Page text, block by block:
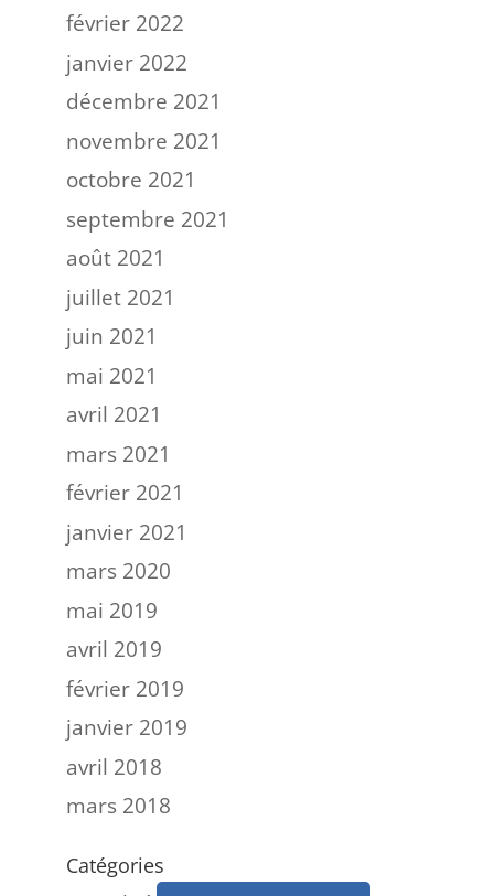
février 2022
janvier 2022
décembre 2021
novembre 2021
octobre 2021
septembre 2021
août 2021
juillet 2021
juin 2021
mai 2021
avril 2021
mars 2021
février 2021
janvier 2021
mars 2020
mai 2019
avril 2019
février 2019
janvier 2019
avril 2018
mars 2018
Catégories